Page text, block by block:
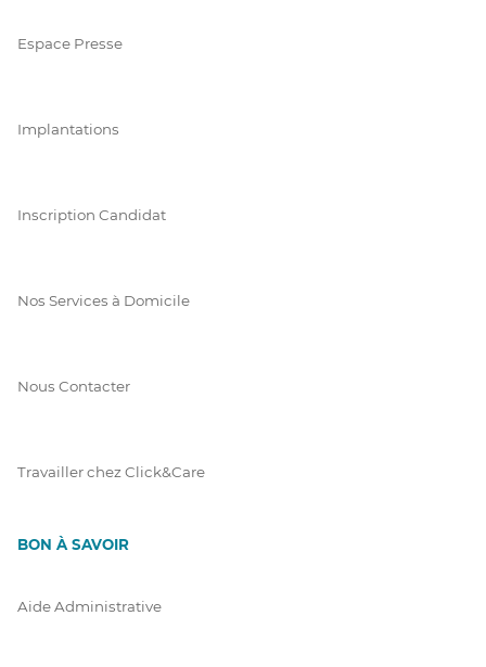
Espace Presse
Implantations
Inscription Candidat
Nos Services à Domicile
Nous Contacter
Travailler chez Click&Care
BON À SAVOIR
Aide Administrative